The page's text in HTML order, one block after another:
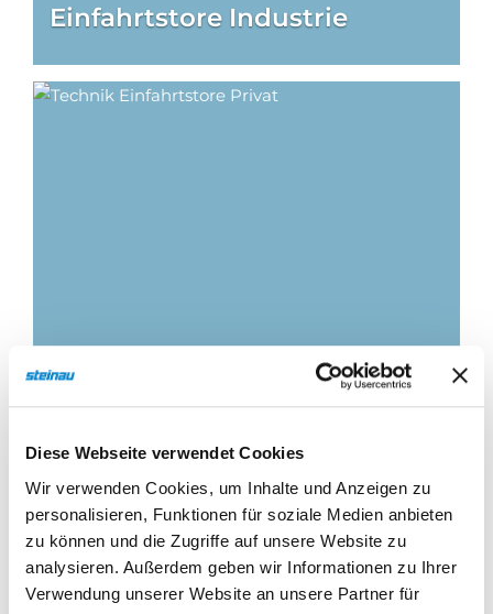
Diese Webseite verwendet Cookies
Wir verwenden Cookies, um Inhalte und Anzeigen zu
personalisieren, Funktionen für soziale Medien anbieten
zu können und die Zugriffe auf unsere Website zu
analysieren. Außerdem geben wir Informationen zu Ihrer
Verwendung unserer Website an unsere Partner für
Einfahrtstore Industrie
Technik Einfahrtstore Privat